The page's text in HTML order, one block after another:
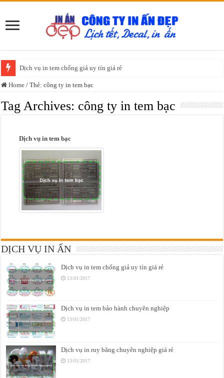
Dịch vụ in tem chống giả uy tín giá rẻ
Home / Thẻ:công ty in tem bạc
Tag Archives: công ty in tem bạc
Dịch vụ in tem bạc
DỊCH VỤ IN ẤN
Dịch vụ in tem chống giả uy tín giá rẻ
13/01/2017
Dịch vụ in tem bảo hành chuyên nghiệp
13/01/2017
Dịch vụ in ruy băng chuyên nghiệp giá rẻ
13/01/2017